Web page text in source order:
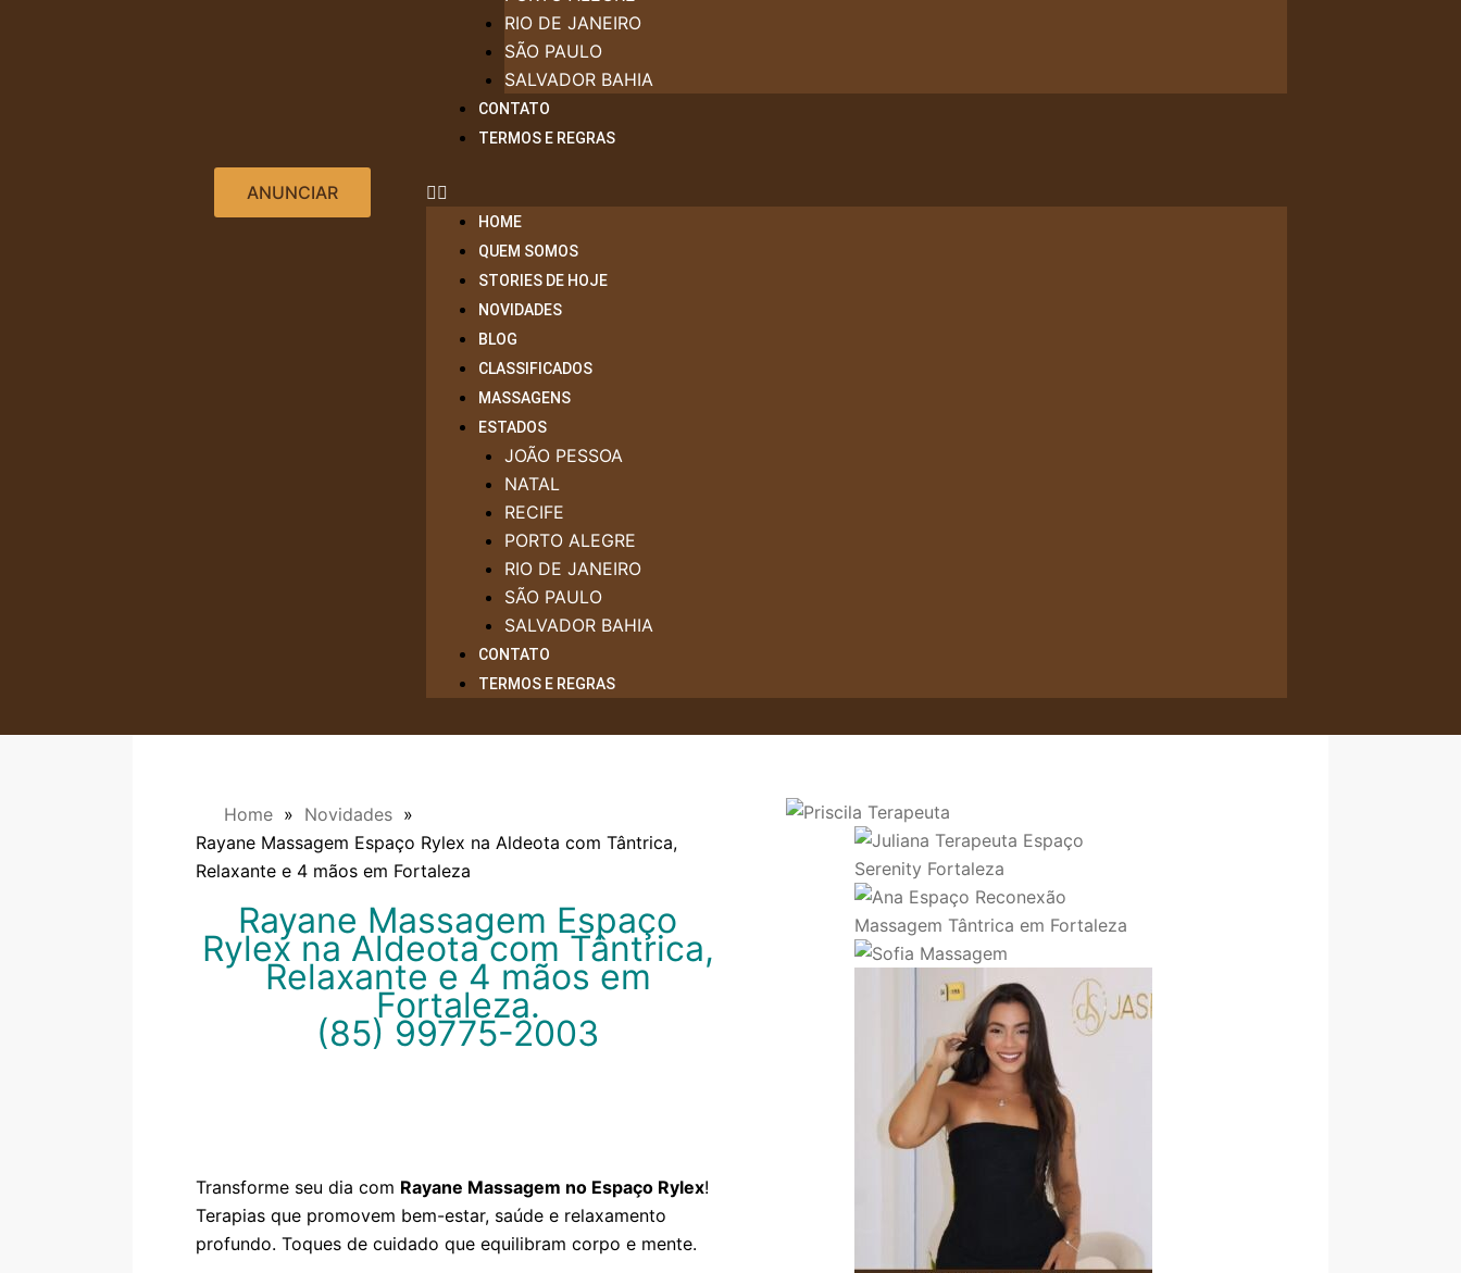
ANUNCIAR
RIO DE JANEIRO
SÃO PAULO
SALVADOR BAHIA
CONTATO
TERMOS E REGRAS
HOME
QUEM SOMOS
STORIES DE HOJE
NOVIDADES
BLOG
CLASSIFICADOS
MASSAGENS
ESTADOS
JOÃO PESSOA
NATAL
RECIFE
PORTO ALEGRE
RIO DE JANEIRO
SÃO PAULO
SALVADOR BAHIA
CONTATO
TERMOS E REGRAS
Home » Novidades »
Rayane Massagem Espaço Rylex na Aldeota com Tântrica,
Relaxante e 4 mãos em Fortaleza
Rayane Massagem Espaço
Rylex na Aldeota com Tântrica,
Relaxante e 4 mãos em
Fortaleza.
(85) 99775-2003
Transforme seu dia com Rayane Massagem no Espaço Rylex!
Terapias que promovem bem-estar, saúde e relaxamento
profundo. Toques de cuidado que equilibram corpo e mente.